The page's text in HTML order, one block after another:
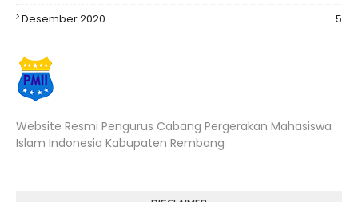
Desember 2020
5
Website Resmi Pengurus Cabang Pergerakan Mahasiswa
Islam Indonesia Kabupaten Rembang